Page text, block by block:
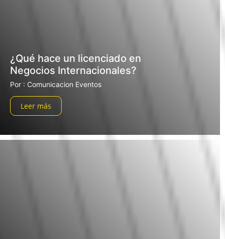
¿Qué hace un licenciado en
Negocios Internacionales?
Por : Comunicacion Eventos
Leer más